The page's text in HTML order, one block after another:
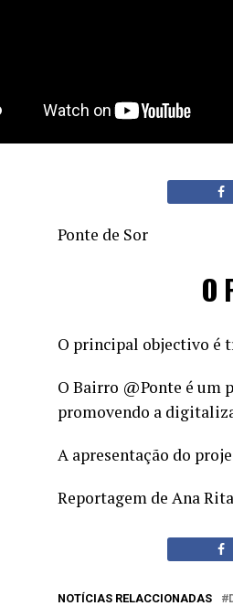
Ponte de Sor
O
O principal objectivo é
O Bairro @Ponte é um
promovendo a
A apresentação do
Reportagem de Ana
NOTÍCIAS RELACCIONADAS